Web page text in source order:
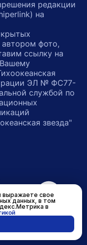
редакции
на
автором фото,
ссылку на
ЭЛ № ФС77-
службой по
звезда"
главную
в Вконтакте
на страницу в
на канал в
выражаете свое
данных, в том
в